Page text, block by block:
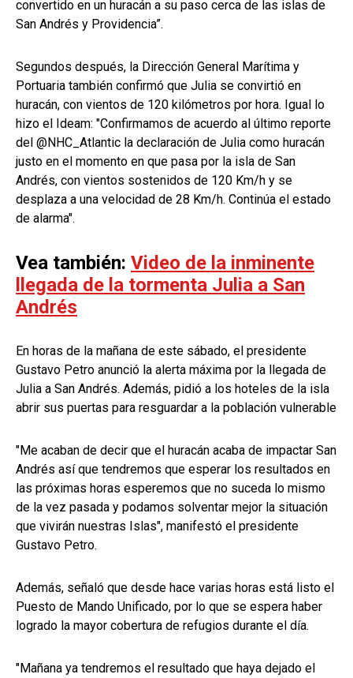
convertido en un huracán a su paso cerca de las islas de
San Andrés y Providencia”.
Segundos después, la Dirección General Marítima y
Portuaria también confirmó que Julia se convirtió en
huracán, con vientos de 120 kilómetros por hora. Igual lo
hizo el Ideam: "Confirmamos de acuerdo al último reporte
del @NHC_Atlantic la declaración de Julia como huracán
justo en el momento en que pasa por la isla de San
Andrés, con vientos sostenidos de 120 Km/h y se
desplaza a una velocidad de 28 Km/h. Continúa el estado
de alarma".
Vea también: Video de la inminente
llegada de la tormenta Julia a San
Andrés
En horas de la mañana de este sábado, el presidente
Gustavo Petro anunció la alerta máxima por la llegada de
Julia a San Andrés. Además, pidió a los hoteles de la isla
abrir sus puertas para resguardar a la población vulnerable
"Me acaban de decir que el huracán acaba de impactar San
Andrés así que tendremos que esperar los resultados en
las próximas horas esperemos que no suceda lo mismo
de la vez pasada y podamos solventar mejor la situación
que vivirán nuestras Islas", manifestó el presidente
Gustavo Petro.
Además, señaló que desde hace varias horas está listo el
Puesto de Mando Unificado, por lo que se espera haber
logrado la mayor cobertura de refugios durante el día.
"Mañana ya tendremos el resultado que haya dejado el